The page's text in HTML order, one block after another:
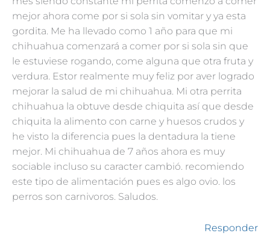
mejor ahora come por si sola sin vomitar y ya esta
gordita. Me ha llevado como 1 año para que mi
chihuahua comenzará a comer por si sola sin que
le estuviese rogando, come alguna que otra fruta y
verdura. Estor realmente muy feliz por aver logrado
mejorar la salud de mi chihuahua. Mi otra perrita
chihuahua la obtuve desde chiquita así que desde
chiquita la alimento con carne y huesos crudos y
he visto la diferencia pues la dentadura la tiene
mejor. Mi chihuahua de 7 años ahora es muy
sociable incluso su caracter cambió. recomiendo
este tipo de alimentación pues es algo ovio. los
perros son carnivoros. Saludos.
Responder